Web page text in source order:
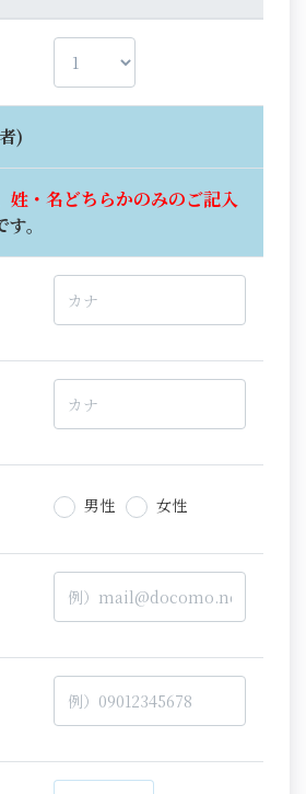
)
姓・名どちらかのみのご記入
。
男性 女性